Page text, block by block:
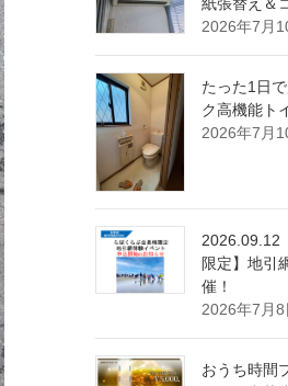
2026年7月
たった1日
ク高機能ト
2026年7月
2026.09.12
限定】地引
催！
2026年7月8
おうち時間